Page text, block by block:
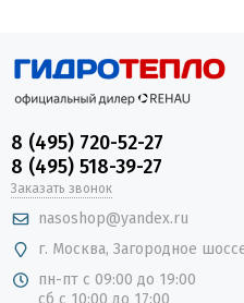
"холодная" медная жила
проводник, что повышает
Отсутствие муфты
механическую прочность и
высоким температурам, что
(кабель находится в слое
ремонта и обслуживания.
8 (495) 720-52-27
8 (495) 518-39-27
Заказать звонок
nasoshop@yandex.ru
г. Москва, Загородное
пн-пт с 09:00 до 19:00
сб с 10:00 до 17:00